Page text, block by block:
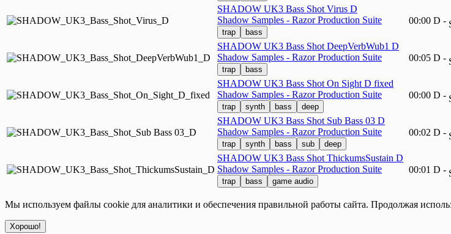
SHADOW UK3 Bass Shot Virus D
Shadow Samples - Razor Production Suite
trap bass
00:00 D -
SHADOW UK3 Bass Shot DeepVerbWub1 D
Shadow Samples - Razor Production Suite
trap bass
00:05 D -
SHADOW UK3 Bass Shot On Sight D fixed
Shadow Samples - Razor Production Suite
trap synth bass deep
00:00 D -
SHADOW UK3 Bass Shot Sub Bass 03 D
Shadow Samples - Razor Production Suite
trap synth bass sub deep
00:02 D -
SHADOW UK3 Bass Shot ThickumsSustain D
Shadow Samples - Razor Production Suite
trap bass game audio
00:01 D -
Мы используем файлы cookie для аналитики и обеспечения правильной работы сайта. Продолжая
Хорошо!